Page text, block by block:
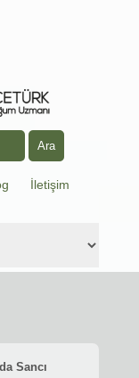
İletişim
Sancı